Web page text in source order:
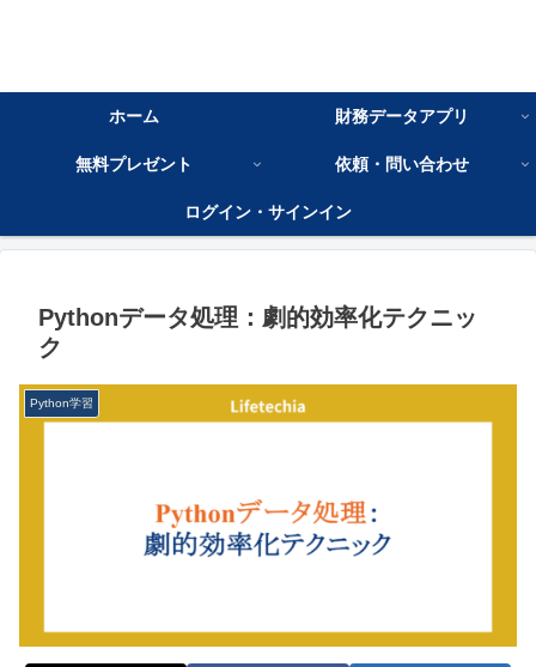
ホーム 財務データアプリ
無料プレゼント 依頼・問い合わせ
ログイン・サインイン
Pythonデータ処理：劇的効率化テクニッ
ク
Python学習